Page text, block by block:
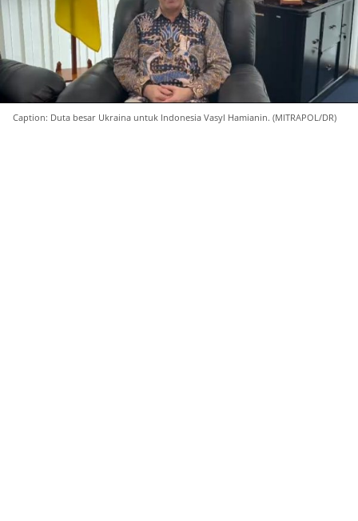
Caption: Duta besar Ukraina untuk Indonesia Vasyl Hamianin. (MITRAPOL/DR)